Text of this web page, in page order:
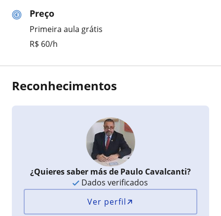
Preço
Primeira aula grátis
R$ 60/h
Reconhecimentos
¿Quieres saber más de Paulo Cavalcanti?
Dados verificados
Ver perfil